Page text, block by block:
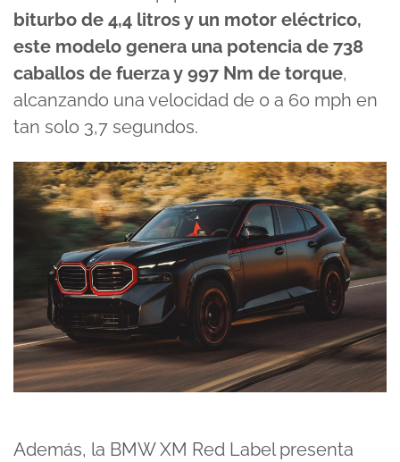
biturbo de 4,4 litros y un motor eléctrico,
este modelo genera una potencia de 738
caballos de fuerza y ​​997 Nm de torque,
alcanzando una velocidad de 0 a 60 mph en
tan solo 3,7 segundos.
Además, la BMW XM Red Label presenta